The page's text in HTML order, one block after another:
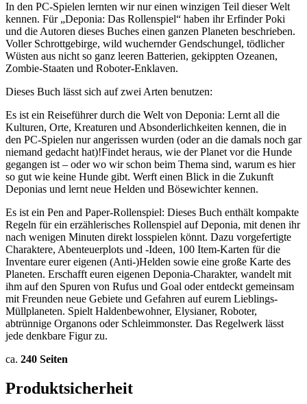
In den PC-Spielen lernten wir nur einen winzigen Teil dieser Welt
kennen. Für „Deponia: Das Rollenspiel“ haben ihr Erfinder Poki
und die Autoren dieses Buches einen ganzen Planeten beschrieben.
Voller Schrottgebirge, wild wuchernder Gendschungel, tödlicher
Wüsten aus nicht so ganz leeren Batterien, gekippten Ozeanen,
Zombie-Staaten und Roboter-Enklaven.
Dieses Buch lässt sich auf zwei Arten benutzen:
Es ist ein Reiseführer durch die Welt von Deponia: Lernt all die
Kulturen, Orte, Kreaturen und Absonderlichkeiten kennen, die in
den PC-Spielen nur angerissen wurden (oder an die damals noch gar
niemand gedacht hat)!Findet heraus, wie der Planet vor die Hunde
gegangen ist – oder wo wir schon beim Thema sind, warum es hier
so gut wie keine Hunde gibt. Werft einen Blick in die Zukunft
Deponias und lernt neue Helden und Bösewichter kennen.
Es ist ein Pen and Paper-Rollenspiel: Dieses Buch enthält kompakte
Regeln für ein erzählerisches Rollenspiel auf Deponia, mit denen ihr
nach wenigen Minuten direkt losspielen könnt. Dazu vorgefertigte
Charaktere, Abenteuerplots und -Ideen, 100 Item-Karten für die
Inventare eurer eigenen (Anti-)Helden sowie eine große Karte des
Planeten. Erschafft euren eigenen Deponia-Charakter, wandelt mit
ihm auf den Spuren von Rufus und Goal oder entdeckt gemeinsam
mit Freunden neue Gebiete und Gefahren auf eurem Lieblings-
Müllplaneten. Spielt Haldenbewohner, Elysianer, Roboter,
abtrünnige Organons oder Schleimmonster. Das Regelwerk lässt
jede denkbare Figur zu.
ca. 240 Seiten
Produktsicherheit